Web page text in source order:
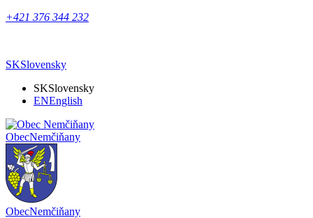
+421 376 344 232
SKSlovensky
SKSlovensky
ENEnglish
ObecNemčiňany
ObecNemčiňany